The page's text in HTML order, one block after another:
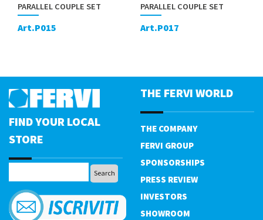
PARALLEL COUPLE SET
Art.P015
PARALLEL COUPLE SET
Art.P017
FIND YOUR LOCAL
STORE
THE FERVI WORLD
THE COMPANY
FERVI GROUP
SPONSORSHIPS
PRESS REVIEW
INVESTORS
SHOWROOM